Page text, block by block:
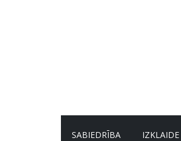
SABIEDRĪBA IZKLAIDE